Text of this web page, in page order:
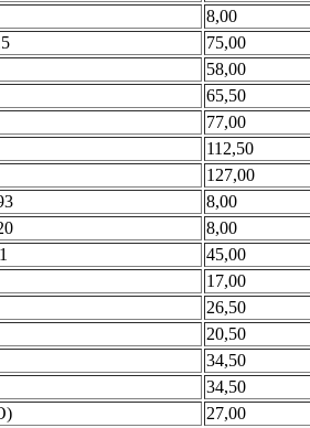
8,00
75,00
58,00
65,50
77,00
112,50
127,00
8,00
8,00
45,00
17,00
26,50
20,50
34,50
34,50
27,00